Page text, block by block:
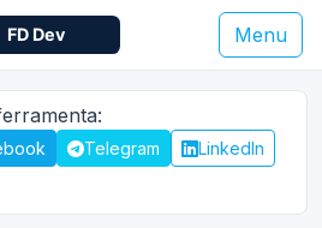
Menu
Telegram
LinkedIn